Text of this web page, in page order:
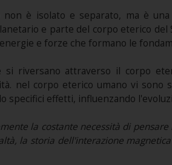
non è isolato e separato, ma è
e parte del corpo eterico
e forze che formano le
si riversano attraverso il corpo
nel corpo eterico umano vi
specifici effetti, influenzando
la costante necessità di
la storia dell'interazione